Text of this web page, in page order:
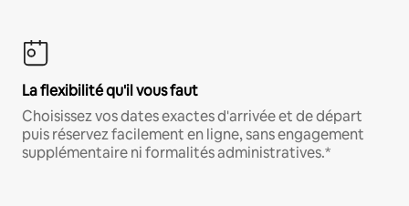
La flexibilité qu'il vous faut
Choisissez vos dates exactes d'arrivée et de départ
puis réservez facilement en ligne, sans engagement
supplémentaire ni formalités administratives.*